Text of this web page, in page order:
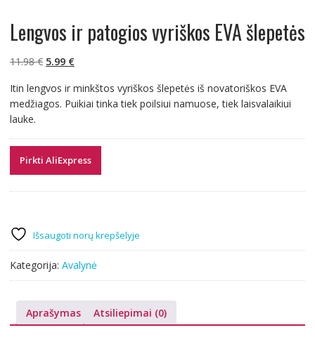
Lengvos ir patogios vyriškos EVA šlepetės
11.98€ Original
was:
11.98 €.
5.99 €Current
is:
5.99 €.
Itin lengvos ir minkštos vyriškos šlepetės iš novatoriškos EVA
medžiagos. Puikiai tinka tiek poilsiui namuose, tiek laisvalaikiui
lauke.
Pirkti AliExpress
Išsaugoti norų krepšelyje
Kategorija: Avalynė
Aprašymas Atsiliepimai (0)